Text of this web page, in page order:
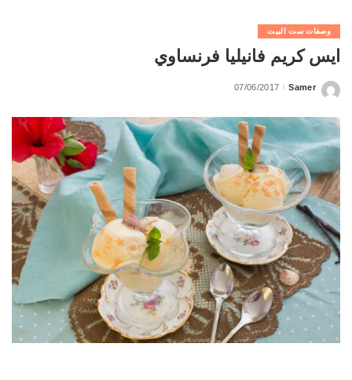
وصفات ست البيت
ايس كريم فانيليا فرنساوي
Posted
Samer
07/06/2017